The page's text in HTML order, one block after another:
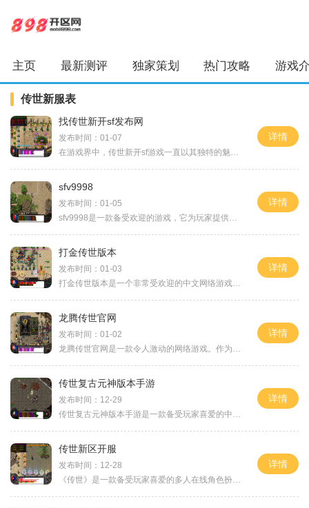
主页 最新测评 独家策划 热门攻略 游戏
传世新服表
找传世新开sf发布网
发布时间：01-07
在游戏界中，传世新开sf游戏一直以其独特的魅力吸引着玩家的关注。而在寻找好玩的传世新开sf游戏时，一个权威且值得信赖的发布网站就显得尤为重要。今天我将向大家推荐一家找传
详情
sfv9998
发布时间：01-05
sfv9998是一款备受欢迎的游戏，它为玩家提供了丰富多样的玩法和精彩刺激的游戏体验。作为一款多人在线游戏，sfv9998给予玩家一个与其他玩家进行对战的平台，玩家可以与全球的顶级玩
详情
打金传世版本
发布时间：01-03
打金传世版本是一个非常受欢迎的中文网络游戏。玩家通过打金来获取游戏内的虚拟货币，从而提升自己的角色能力和财富。该游戏有丰富多样的玩法，为玩家提供了许多有趣的挑战和
详情
龙腾传世官网
发布时间：01-02
龙腾传世官网是一款令人激动的网络游戏。作为一款非常受欢迎的角色扮演游戏，龙腾传世官网为玩家提供了丰富多彩的游戏世界，吸引了大量的玩家加入其中。在这个令人兴奋的游戏
详情
传世复古元神版本手游
发布时间：12-29
传世复古元神版本手游是一款备受玩家喜爱的中文手游。这款游戏结合了传世和复古这两个经典元素，在玩法上有着独特的创新。下面就让我们一起来详细了解一下这款游戏的具体玩法
详情
传世新区开服
发布时间：12-28
《传世》是一款备受玩家喜爱的多人在线角色扮演游戏，自从上线以来，一直以来都拥有着庞大的玩家群体。为了满足广大玩家的需求，游戏开发商决定推出一次全新的服务器，即传世
详情